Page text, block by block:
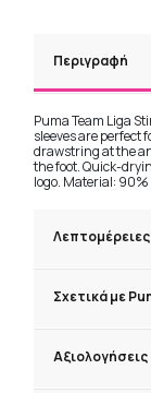
Περιγραφή
Puma Team Liga
sleeves are perfect
drawstring at the
the foot. Quick-
logo. Material:
Σχετικά με
Αξιολογήσεις